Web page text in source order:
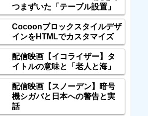
つまずいた「テーブル設置」
Cocoonブロックスタイルデザ
インをHTMLでカスタマイズ
配信映画【イコライザー】タ
イトルの意味と「老人と海」
配信映画【スノーデン】暗号
機シガバと日本への警告と実
話